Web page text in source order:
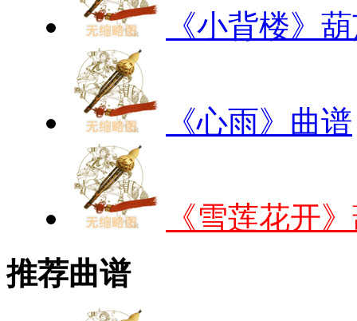
《小背楼》
《心雨》曲谱
《雪莲花开
推荐曲谱